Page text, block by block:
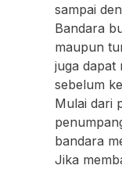
sampai
Bandara
maupun
juga dapat
sebelum
Mulai dari
bandara
Jika